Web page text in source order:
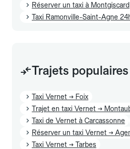
Réserver un taxi à Montgiscard
Taxi Ramonville-Saint-Agne
Trajets populaires
Taxi Vernet → Foix
Trajet en taxi Vernet →
Taxi de Vernet à Carcassonne
Réserver un taxi Vernet →
Taxi Vernet → Tarbes